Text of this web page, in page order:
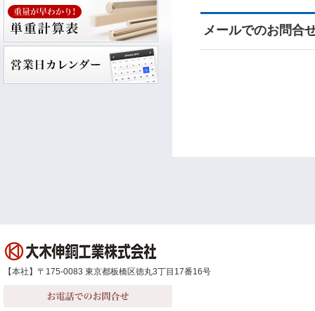
メールでのお問合
【本社】〒175-0083 東京都板橋区徳丸3丁目17番16号